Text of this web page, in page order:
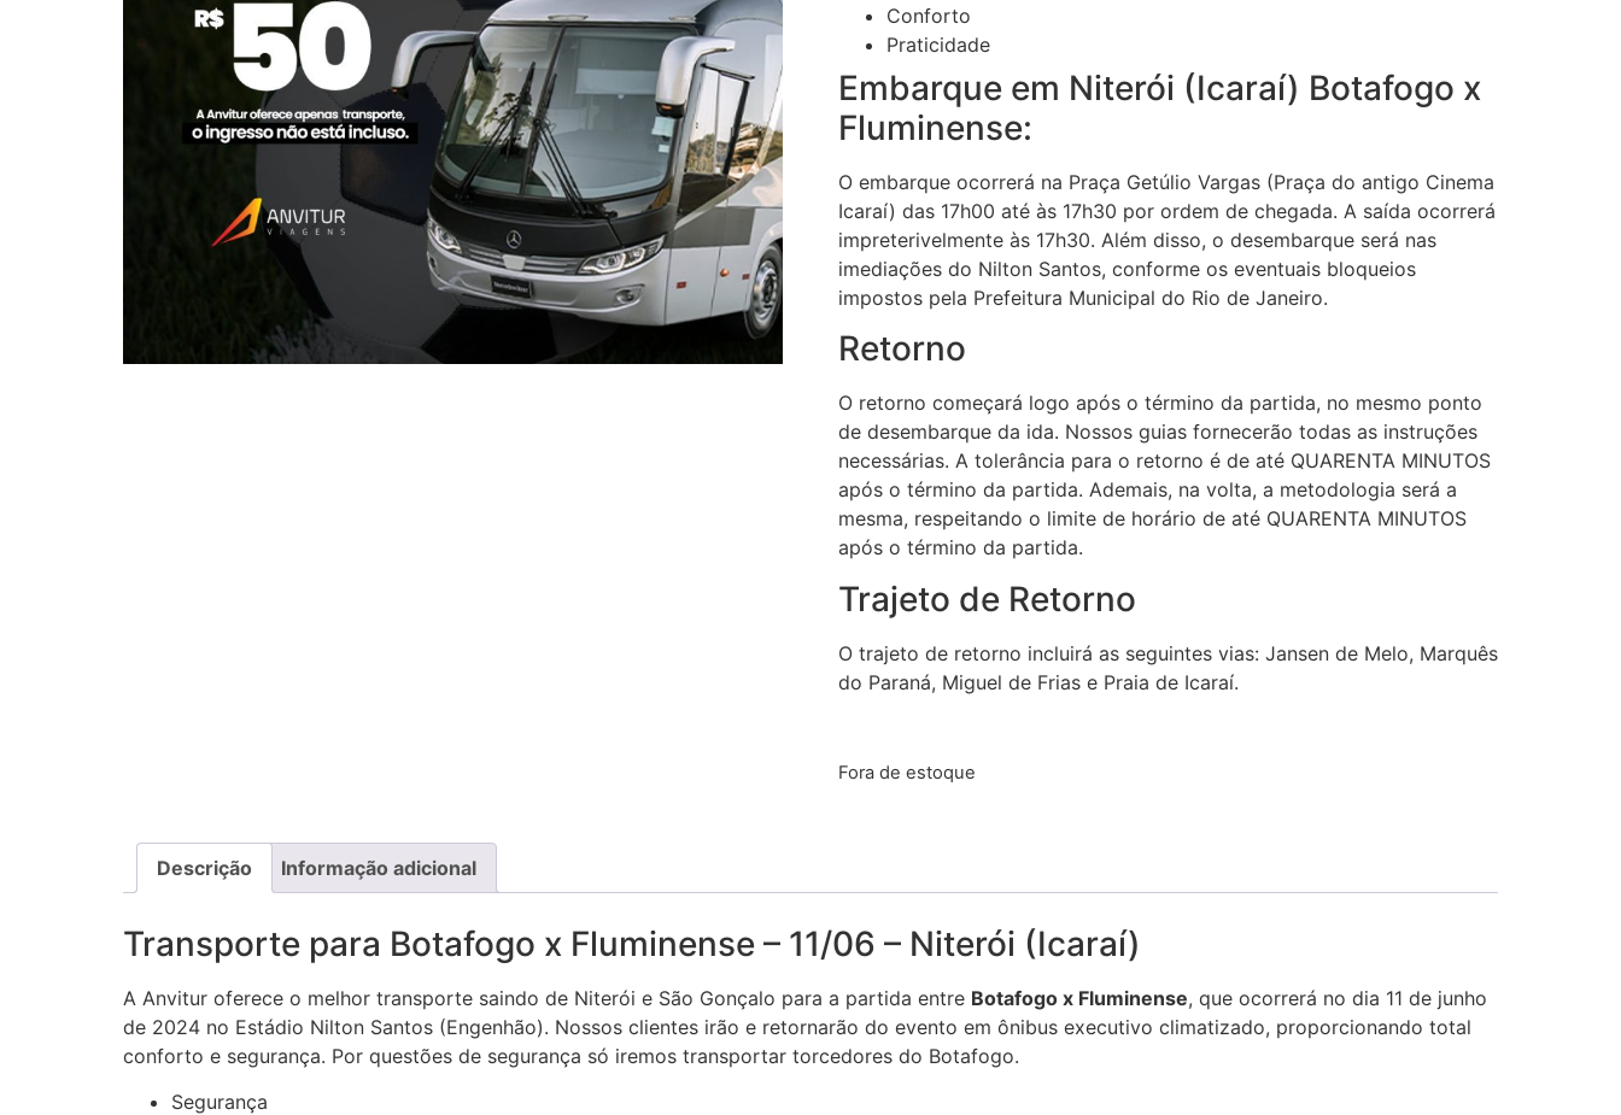
Conforto
Praticidade
Embarque em Niterói (Icaraí) Botafogo x
Fluminense:
O embarque ocorrerá na Praça Getúlio Vargas (Praça do antigo Cinema
Icaraí) das 17h00 até às 17h30 por ordem de chegada. A saída ocorrerá
impreterivelmente às 17h30. Além disso, o desembarque será nas
imediações do Nilton Santos, conforme os eventuais bloqueios
impostos pela Prefeitura Municipal do Rio de Janeiro.
Retorno
O retorno começará logo após o término da partida, no mesmo ponto
de desembarque da ida. Nossos guias fornecerão todas as instruções
necessárias. A tolerância para o retorno é de até QUARENTA MINUTOS
após o término da partida. Ademais, na volta, a metodologia será a
mesma, respeitando o limite de horário de até QUARENTA MINUTOS
após o término da partida.
Trajeto de Retorno
O trajeto de retorno incluirá as seguintes vias: Jansen de Melo, Marquês
do Paraná, Miguel de Frias e Praia de Icaraí.
Fora de estoque
Descrição Informação adicional
Transporte para Botafogo x Fluminense – 11/06 – Niterói (Icaraí)
A Anvitur oferece o melhor transporte saindo de Niterói e São Gonçalo para a partida entre Botafogo x Fluminense, que ocorrerá no dia 11 de junho
de 2024 no Estádio Nilton Santos (Engenhão). Nossos clientes irão e retornarão do evento em ônibus executivo climatizado, proporcionando total
conforto e segurança. Por questões de segurança só iremos transportar torcedores do Botafogo.
Segurança